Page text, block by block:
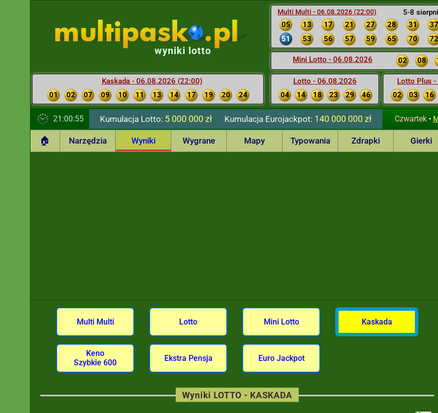
5-8
Multi Multi - 06.08.2026 (22:00)
05 13 17 21 27 28 31 37
51
53 56 57 59 65 70 72
Mini Lotto - 06.08.2026 02 08
Lotto - 06.08.2026
04
14 18 23 29 46
Lotto Plus
02
03 16
wyniki lotto
Kaskada - 06.08.2026 (22:00)
01
02 07 09 10 11 13 14 17 19 20 24
21:00:56 Kumulacja Lotto: 5 000 000 zł KumulacjaEurojackpot: 140 000 000 zł Czwartek•
🏠 Narzędzia Wyniki Wygrane Mapy Typowania Zdrapki Gierki
Multi Multi Lotto Mini Lotto Kaskada
Keno
Szybkie 600
Ekstra Pensja Euro Jackpot
Wyniki LOTTO - KASKADA